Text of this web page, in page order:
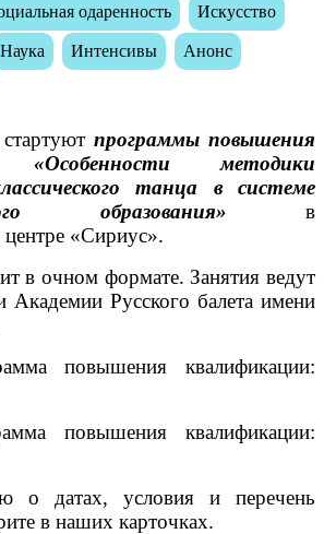
одаренность Искусство
Наука Интенсивы Анонс
программы повышения
«Особенности методики
танца в системе
образования» в
«Сириус».
в очном формате. Занятия ведут
Академии Русского балета имени
повышения квалификации:
повышения квалификации:
о датах, условия и перечень
в наших карточках.